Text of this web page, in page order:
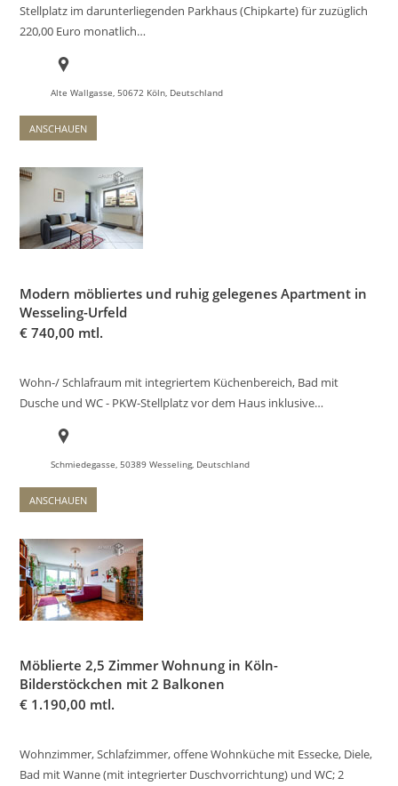
Stellplatz im darunterliegenden Parkhaus (Chipkarte) für zuzüglich
220,00 Euro monatlich…
Alte Wallgasse, 50672 Köln, Deutschland
ANSCHAUEN
Modern möbliertes und ruhig gelegenes Apartment in
Wesseling-Urfeld
€ 740,00 mtl.
Wohn-/ Schlafraum mit integriertem Küchenbereich, Bad mit
Dusche und WC - PKW-Stellplatz vor dem Haus inklusive…
Schmiedegasse, 50389 Wesseling, Deutschland
ANSCHAUEN
Möblierte 2,5 Zimmer Wohnung in Köln-
Bilderstöckchen mit 2 Balkonen
€ 1.190,00 mtl.
Wohnzimmer, Schlafzimmer, offene Wohnküche mit Essecke, Diele,
Bad mit Wanne (mit integrierter Duschvorrichtung) und WC; 2